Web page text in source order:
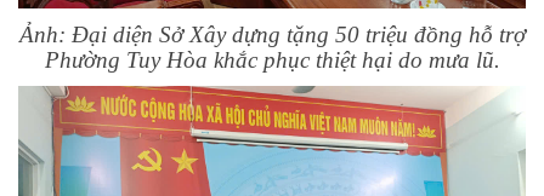
Ảnh: Đại diện Sở Xây dựng tặng 50 triệu đồng hỗ trợ
Phường Tuy Hòa khắc phục thiệt hại do mưa lũ.